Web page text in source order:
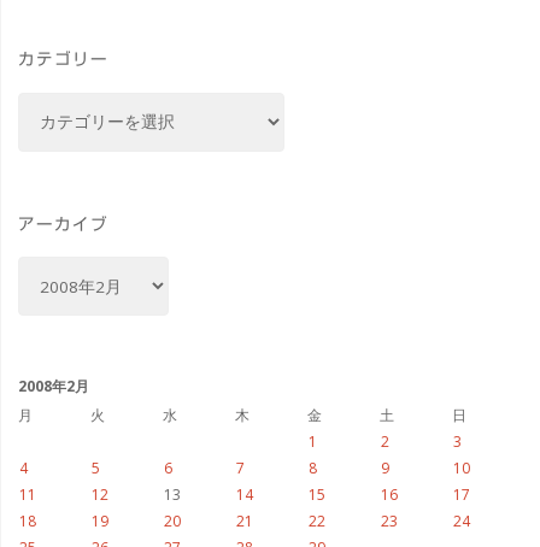
カテゴリー
ー
アーカイブ
ブ
2008年2月
月
火 水 木 金 土
日
1
2
3
4
5 6 7 8 9
10
11
12 13 14 15 16
17
18
19 20 21 22 23
24